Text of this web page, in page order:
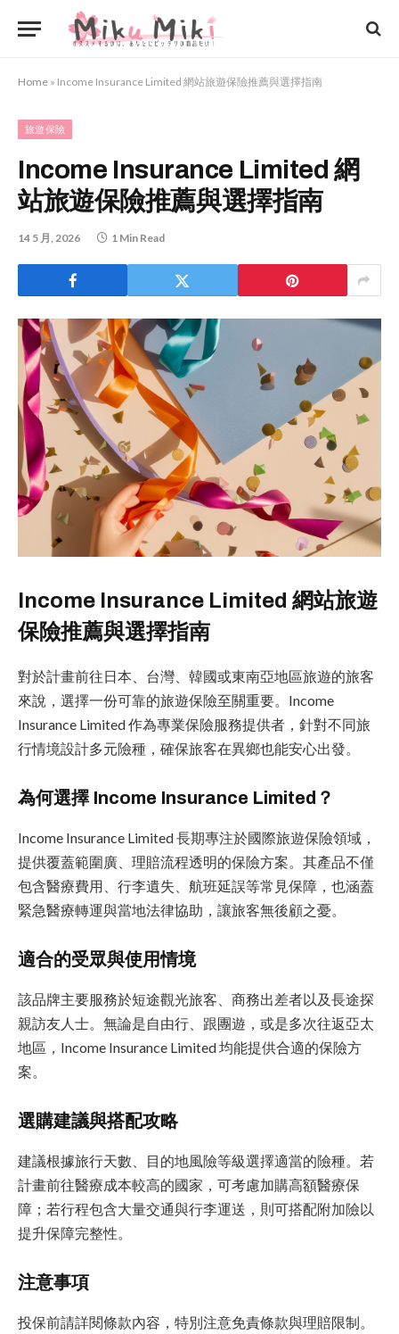
Home » Income Insurance Limited 網站旅遊保險推薦與選擇指南
旅遊保險
Income Insurance Limited 網
站旅遊保險推薦與選擇指南
14 5 月, 2026 1 Min Read
Income Insurance Limited 網站旅遊
保險推薦與選擇指南
對於計畫前往日本、台灣、韓國或東南亞地區旅遊的旅客
來說，選擇一份可靠的旅遊保險至關重要。Income
Insurance Limited 作為專業保險服務提供者，針對不同旅
行情境設計多元險種，確保旅客在異鄉也能安心出發。
為何選擇 Income Insurance Limited？
Income Insurance Limited 長期專注於國際旅遊保險領域，
提供覆蓋範圍廣、理賠流程透明的保險方案。其產品不僅
包含醫療費用、行李遺失、航班延誤等常見保障，也涵蓋
緊急醫療轉運與當地法律協助，讓旅客無後顧之憂。
適合的受眾與使用情境
該品牌主要服務於短途觀光旅客、商務出差者以及長途探
親訪友人士。無論是自由行、跟團遊，或是多次往返亞太
地區，Income Insurance Limited 均能提供合適的保險方
案。
選購建議與搭配攻略
建議根據旅行天數、目的地風險等級選擇適當的險種。若
計畫前往醫療成本較高的國家，可考慮加購高額醫療保
障；若行程包含大量交通與行李運送，則可搭配附加險以
提升保障完整性。
注意事項
投保前請詳閱條款內容，特別注意免責條款與理賠限制。